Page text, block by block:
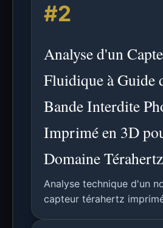
rhéologie, la dilatation
propriétés mécaniques
#2
Analyse d'un
Fluidique à Guide
Bande Interdite
Imprimé en 3D
Domaine Térahertz
Analyse technique d'un
capteur térahertz